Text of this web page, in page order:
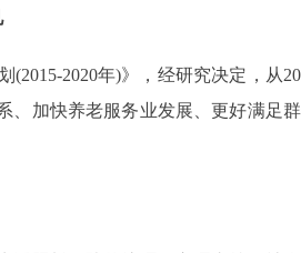
2020年)》，经研究决定，从
、加快养老服务业发展、更好满足